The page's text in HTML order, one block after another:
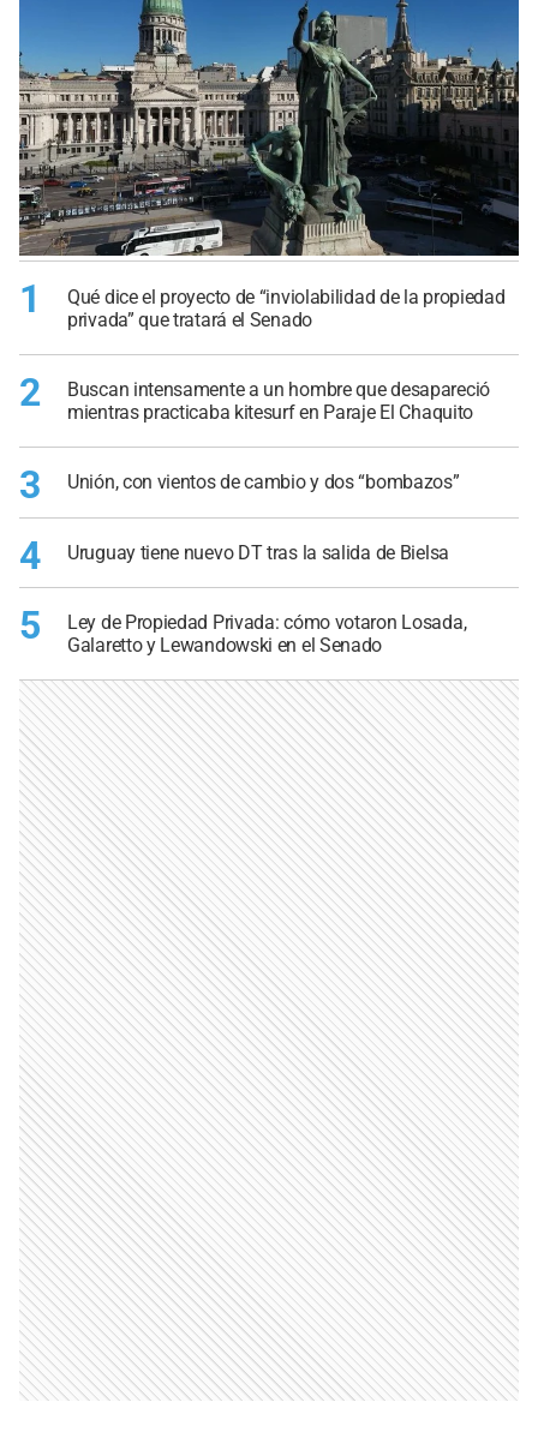
1
Qué dice el proyecto de “inviolabilidad de la propiedad
privada” que tratará el Senado
2
Buscan intensamente a un hombre que desapareció
mientras practicaba kitesurf en Paraje El Chaquito
3 Unión, con vientos de cambio y dos “bombazos”
4 Uruguay tiene nuevo DT tras la salida de Bielsa
5
Ley de Propiedad Privada: cómo votaron Losada,
Galaretto y Lewandowski en el Senado